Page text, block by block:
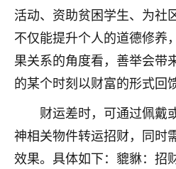
活动、资助贫困学生、为社
不仅能提升个人的道德修养
果关系的角度看，善举会带
的某个时刻以财富的形式回
财运差时，可通过佩戴
神相关物件转运招财，同时
效果。具体如下：貔貅：招
我是公司人事调整，有升
三个，找老师的时候是抱
着我晋升有望，我半信半
太岁还有一个发钱粮，本
后，我以为都没戏了，结
职第一个就是我，职务无
3000，非常开心，无论如
鹿森：恭喜升职加薪